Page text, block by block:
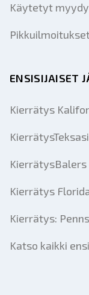
Käytetyt
ENSISIJAISET
Kierrätys
KierrätysBalers
Kierrätys
Kierrätys:
Katso kaikki